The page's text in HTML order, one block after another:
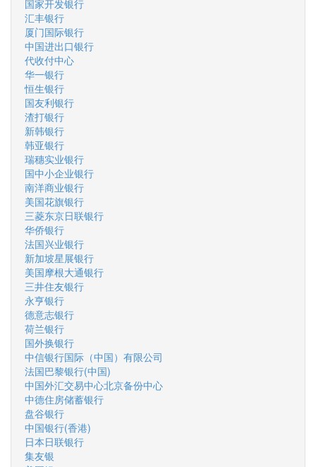
国家开发银行
汇丰银行
厦门国际银行
中国进出口银行
代收付中心
华一银行
恒生银行
国友利银行
渣打银行
新韩银行
韩亚银行
瑞穗实业银行
国中小企业银行
南洋商业银行
美国花旗银行
三菱东京日联银行
华侨银行
法国兴业银行
新加坡星展银行
美国摩根大通银行
三井住友银行
永亨银行
德意志银行
荷兰银行
国外换银行
中信银行国际（中国）有限公司
法国巴黎银行(中国)
中国外汇交易中心北京备份中心
中德住房储蓄银行
盘谷银行
中国银行(香港)
日本日联银行
集友银